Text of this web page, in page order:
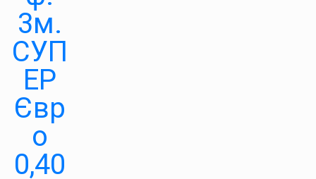
3м.
СУП
ЕР
Євр
о
0,40